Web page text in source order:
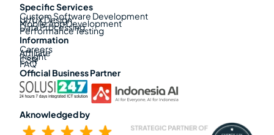
Specific Services
Custom Software Development
UI/UX Design
Mobile App Development
Data Processing
Performance Testing
Information
Careers
Affiliate
Insight
CSR
FAQ
Official Business Partner
Aknowledged by